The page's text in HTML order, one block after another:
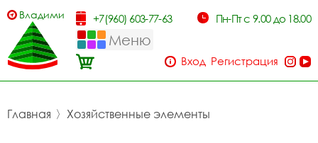
Владимир +7(960) 603-77-63 Пн-Пт с 9.00 до 18.00
Меню
Вход Регистрация
Главная 〉 Хозяйственные элементы